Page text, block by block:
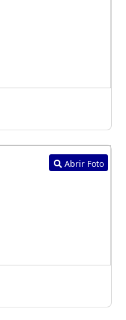
Abrir Foto